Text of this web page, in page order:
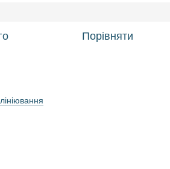
Порівняти